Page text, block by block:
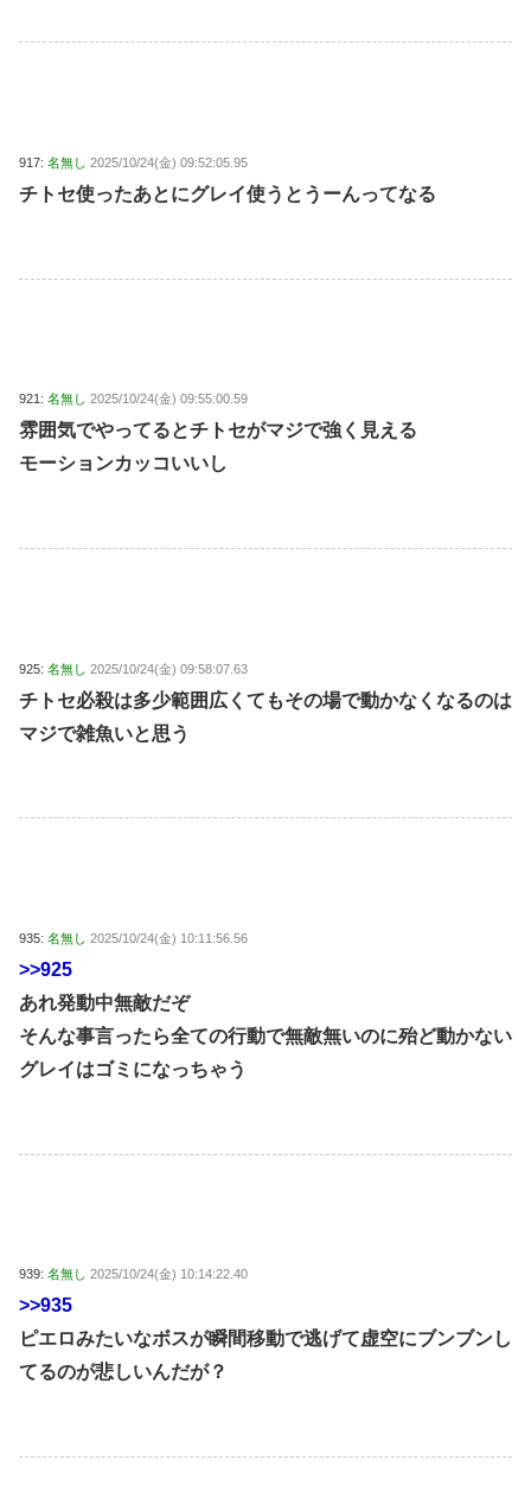
917: 名無し 2025/10/24(金) 09:52:05.95
チトセ使ったあとにグレイ使うとうーんってなる
921: 名無し 2025/10/24(金) 09:55:00.59
雰囲気でやってるとチトセがマジで強く見える
モーションカッコいいし
925: 名無し 2025/10/24(金) 09:58:07.63
チトセ必殺は多少範囲広くてもその場で動かなくなるのは
マジで雑魚いと思う
935: 名無し 2025/10/24(金) 10:11:56.56
>>925
あれ発動中無敵だぞ
そんな事言ったら全ての行動で無敵無いのに殆ど動かない
グレイはゴミになっちゃう
939: 名無し 2025/10/24(金) 10:14:22.40
>>935
ピエロみたいなボスが瞬間移動で逃げて虚空にブンブンし
てるのが悲しいんだが？